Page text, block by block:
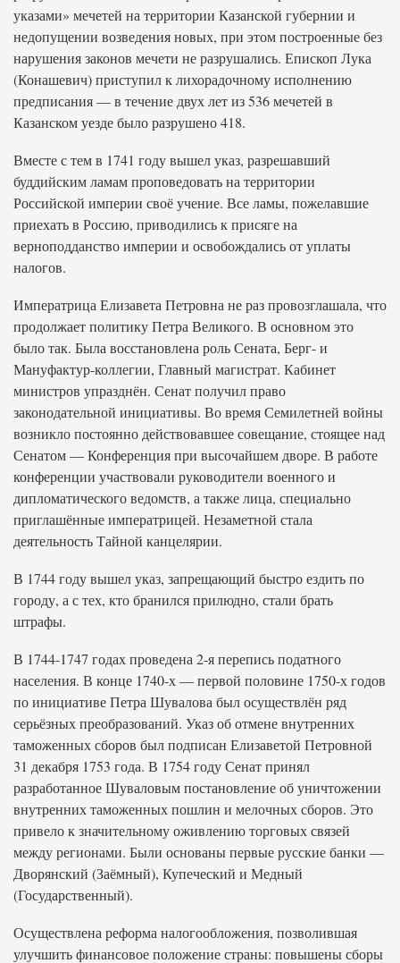
указами» мечетей на территории Казанской губернии и
недопущении возведения новых, при этом построенные без
нарушения законов мечети не разрушались. Епископ Лука
(Конашевич) приступил к лихорадочному исполнению
предписания — в течение двух лет из 536 мечетей в
Казанском уезде было разрушено 418.
Вместе с тем в 1741 году вышел указ, разрешавший
буддийским ламам проповедовать на территории
Российской империи своё учение. Все ламы, пожелавшие
приехать в Россию, приводились к присяге на
верноподданство империи и освобождались от уплаты
налогов.
Императрица Елизавета Петровна не раз провозглашала, что
продолжает политику Петра Великого. В основном это
было так. Была восстановлена роль Сената, Берг- и
Мануфактур-коллегии, Главный магистрат. Кабинет
министров упразднён. Сенат получил право
законодательной инициативы. Во время Семилетней войны
возникло постоянно действовавшее совещание, стоящее над
Сенатом — Конференция при высочайшем дворе. В работе
конференции участвовали руководители военного и
дипломатического ведомств, а также лица, специально
приглашённые императрицей. Незаметной стала
деятельность Тайной канцелярии.
В 1744 году вышел указ, запрещающий быстро ездить по
городу, а с тех, кто бранился прилюдно, стали брать
штрафы.
В 1744-1747 годах проведена 2-я перепись податного
населения. В конце 1740-х — первой половине 1750-х годов
по инициативе Петра Шувалова был осуществлён ряд
серьёзных преобразований. Указ об отмене внутренних
таможенных сборов был подписан Елизаветой Петровной
31 декабря 1753 года. В 1754 году Сенат принял
разработанное Шуваловым постановление об уничтожении
внутренних таможенных пошлин и мелочных сборов. Это
привело к значительному оживлению торговых связей
между регионами. Были основаны первые русские банки —
Дворянский (Заёмный), Купеческий и Медный
(Государственный).
Осуществлена реформа налогообложения, позволившая
улучшить финансовое положение страны: повышены сборы